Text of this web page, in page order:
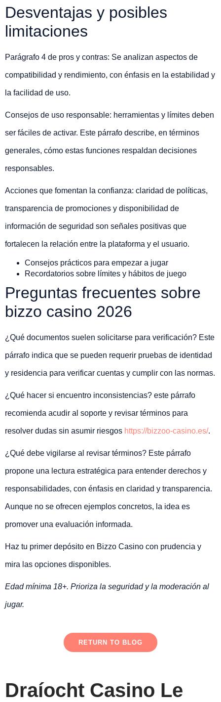
Desventajas y posibles
limitaciones
Parágrafo 4 de pros y contras: Se analizan aspectos de
compatibilidad y rendimiento, con énfasis en la estabilidad y
la facilidad de uso.
Consejos de uso responsable: herramientas y límites deben
ser fáciles de activar. Este párrafo describe, en términos
generales, cómo estas funciones respaldan decisiones
responsables.
Acciones que fomentan la confianza: claridad de políticas,
transparencia de promociones y disponibilidad de
información de seguridad son señales positivas que
fortalecen la relación entre la plataforma y el usuario.
Consejos prácticos para empezar a jugar
Recordatorios sobre límites y hábitos de juego
Preguntas frecuentes sobre
bizzo casino 2026
¿Qué documentos suelen solicitarse para verificación? Este
párrafo indica que se pueden requerir pruebas de identidad
y residencia para verificar cuentas y cumplir con las normas.
¿Qué hacer si encuentro inconsistencias? este párrafo
recomienda acudir al soporte y revisar términos para
resolver dudas sin asumir riesgos https://bizzoo-casino.es/.
¿Qué debe vigilarse al revisar términos? Este párrafo
propone una lectura estratégica para entender derechos y
responsabilidades, con énfasis en claridad y transparencia.
Aunque no se ofrecen ejemplos concretos, la idea es
promover una evaluación informada.
Haz tu primer depósito en Bizzo Casino con prudencia y
mira las opciones disponibles.
Edad mínima 18+. Prioriza la seguridad y la moderación al
jugar.
RETURN TO BLOG
Draíocht Casino Le